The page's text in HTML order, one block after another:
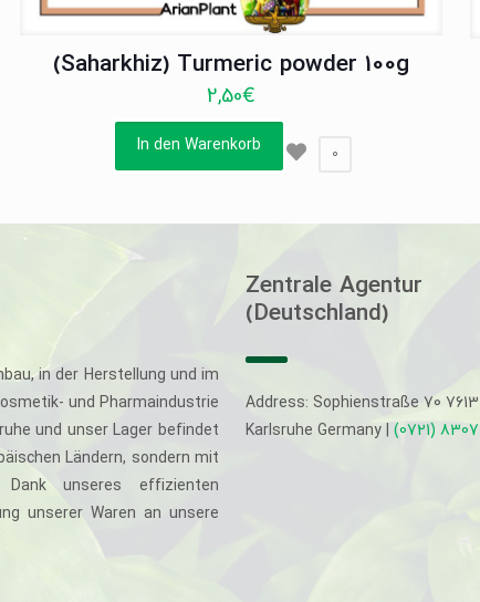
(Saharkhiz) Turmeric powder 100g
2,50€
In den Warenkorb 0
in der Herstellung und im
und Pharmaindustrie
und unser Lager befindet
Ländern, sondern mit
unseres effizienten
unserer Waren an unsere
Zentrale Agentur
(Deutschland)
Address: Sophienstraße 70
Karlsruhe Germany | (0721)